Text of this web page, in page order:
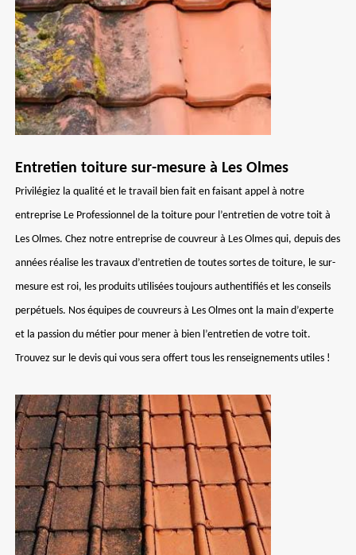
Entretien toiture sur-mesure à Les Olmes
Privilégiez la qualité et le travail bien fait en faisant appel à notre
entreprise Le Professionnel de la toiture pour l’entretien de votre toit à
Les Olmes. Chez notre entreprise de couvreur à Les Olmes qui, depuis des
années réalise les travaux d’entretien de toutes sortes de toiture, le sur-
mesure est roi, les produits utilisées toujours authentifiés et les conseils
perpétuels. Nos équipes de couvreurs à Les Olmes ont la main d’experte
et la passion du métier pour mener à bien l’entretien de votre toit.
Trouvez sur le devis qui vous sera offert tous les renseignements utiles !